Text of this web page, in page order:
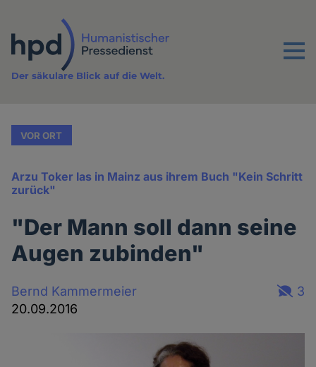
Inhalt
Menu
Der säkulare Blick auf die Welt.
VOR ORT
Arzu Toker las in Mainz aus ihrem Buch "Kein Schritt
zurück"
"Der Mann soll dann seine
Augen zubinden"
Bernd Kammermeier
20.09.2016
3